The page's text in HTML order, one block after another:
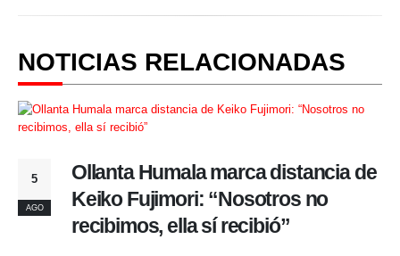
NOTICIAS RELACIONADAS
5
AGO
Ollanta Humala marca distancia de
Keiko Fujimori: “Nosotros no
recibimos, ella sí recibió”